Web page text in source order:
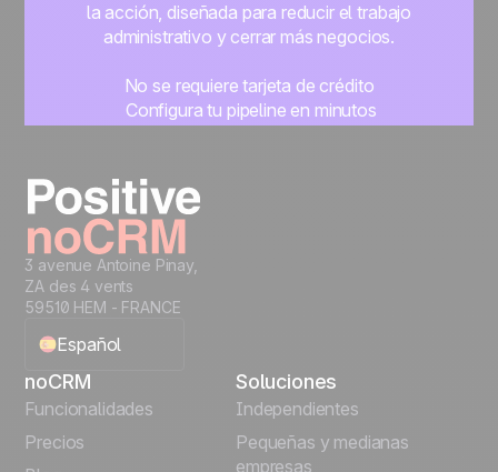
la acción, diseñada para reducir el trabajo
administrativo y cerrar más negocios.
No se requiere tarjeta de crédito
Configura tu pipeline en minutos
3 avenue Antoine Pinay,
ZA des 4 vents
59510 HEM - FRANCE
Español
English
noCRM
Funcionalidades
Precios
Soluciones
Independientes
Pequeñas y medianas
empresas